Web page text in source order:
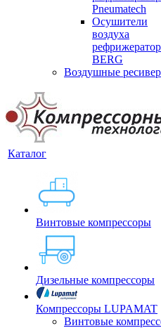
Pneumatech
Осушители
воздуха
BERG
Воздушные
Каталог
Винтовые компрессоры
Дизельные компрессоры
Компрессоры LUPAMAT
Винтовые